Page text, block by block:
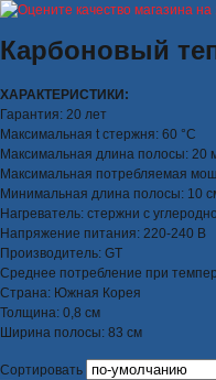
Карбоновый
ХАРАКТЕРИСТИКИ:
Гарантия: 20 лет
Максимальная t стержня: 60 °С
Максимальная длина полосы: 20
Максимальная потребляемая
Минимальная длина полосы: 10
Нагреватель: стержни с
Напряжение питания: 220-240 В
Производитель: GT
Среднее потребление при
Страна: Южная Корея
Толщина: 0,8 см
Ширина полосы: 83 см
Сортировать